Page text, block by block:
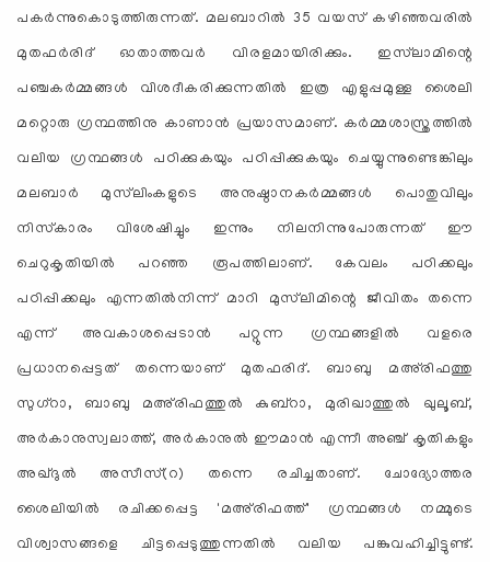
പകര്‍ന്നുകൊടുത്തിരുന്നത്. മലബാറില്‍ 35 വയസ് കഴിഞ്ഞവരില്‍
മുതഫര്‍രിദ് ഓതാത്തവര്‍ വിരളമായിരിക്കും. ഇസ്‌ലാമിന്റെ
പഞ്ചകര്‍മ്മങ്ങള്‍ വിശദീകരിക്കുന്നതില്‍ ഇത്ര എളുപ്പമുള്ള ശൈലി
മറ്റൊരു ഗ്രന്ഥത്തിനു കാണാന്‍ പ്രയാസമാണ്. കര്‍മ്മശാസ്ത്രത്തില്‍
വലിയ ഗ്രന്ഥങ്ങള്‍ പഠിക്കുകയും പഠിപ്പിക്കുകയും ചെയ്യുന്നുണ്ടെങ്കിലും
മലബാര്‍ മുസ്‌ലിംകളുടെ അനുഷ്ഠാനകര്‍മ്മങ്ങള്‍ പൊതുവിലും
നിസ്‌കാരം വിശേഷിച്ചും ഇന്നും നിലനിന്നുപോരുന്നത് ഈ
ചെറുകൃതിയില്‍ പറഞ്ഞ രൂപത്തിലാണ്. കേവലം പഠിക്കലും
പഠിപ്പിക്കലും എന്നതില്‍നിന്ന് മാറി മുസ്‌ലിമിന്റെ ജീവിതം തന്നെ
എന്ന് അവകാശപ്പെടാന്‍ പറ്റുന്ന ഗ്രന്ഥങ്ങളില്‍ വളരെ
പ്രധാനപ്പെട്ടത് തന്നെയാണ് മുതഫരിദ്. ബാബു മഅ്‌രിഫത്തു
സുഗ്‌റാ, ബാബു മഅ്‌രിഫത്തുല്‍ കുബ്‌റാ, മുരിഖാത്തുല്‍ ഖുലൂബ്,
അര്‍കാനുസ്വലാത്ത്, അര്‍കാനുല്‍ ഈമാന്‍ എന്നീ അഞ്ച് കൃതികളും
അഖ്ദുല്‍ അസീസ്(റ) തന്നെ രചിച്ചതാണ്. ചോദ്യോത്തര
ശൈലിയില്‍ രചിക്കപ്പെട്ട 'മഅ്‌രിഫത്ത്' ഗ്രന്ഥങ്ങള്‍ നമ്മുടെ
വിശ്വാസങ്ങളെ ചിട്ടപ്പെടുത്തുന്നതില്‍ വലിയ പങ്കുവഹിച്ചിട്ടുണ്ട്.